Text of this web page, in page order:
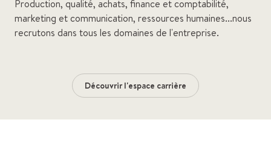
Production, qualité, achats, finance et comptabilité,
marketing et communication, ressources humaines...nous
recrutons dans tous les domaines de l'entreprise.
Découvrir l'espace carrière